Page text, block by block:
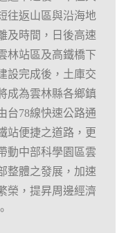
往返山區與沿海地
及時間，日後高速
林站區及高鐵橋下
設完成後，土庫交
成為雲林縣各鄉鎮
台78線快速公路通
站便捷之道路，更
動中部科學園區雲
整體之發展，加速
榮，提昇周邊經濟